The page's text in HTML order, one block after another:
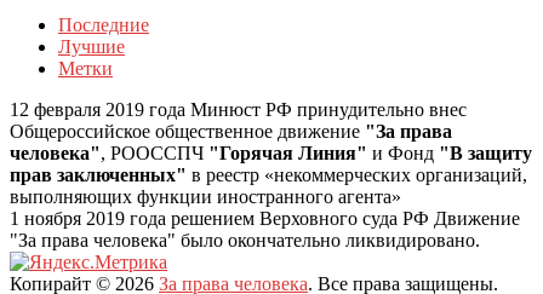
Последние
Лучшие
Метки
12 февраля 2019 года Минюст РФ принудительно внес
Общероссийское общественное движение "За права
человека", РООССПЧ "Горячая Линия" и Фонд "В защиту
прав заключенных" в реестр «некоммерческих организаций,
выполняющих функции иностранного агента»
1 ноября 2019 года решением Верховного суда РФ Движение
"За права человека" было окончательно ликвидировано.
Копирайт © 2026 За права человека. Все права защищены.